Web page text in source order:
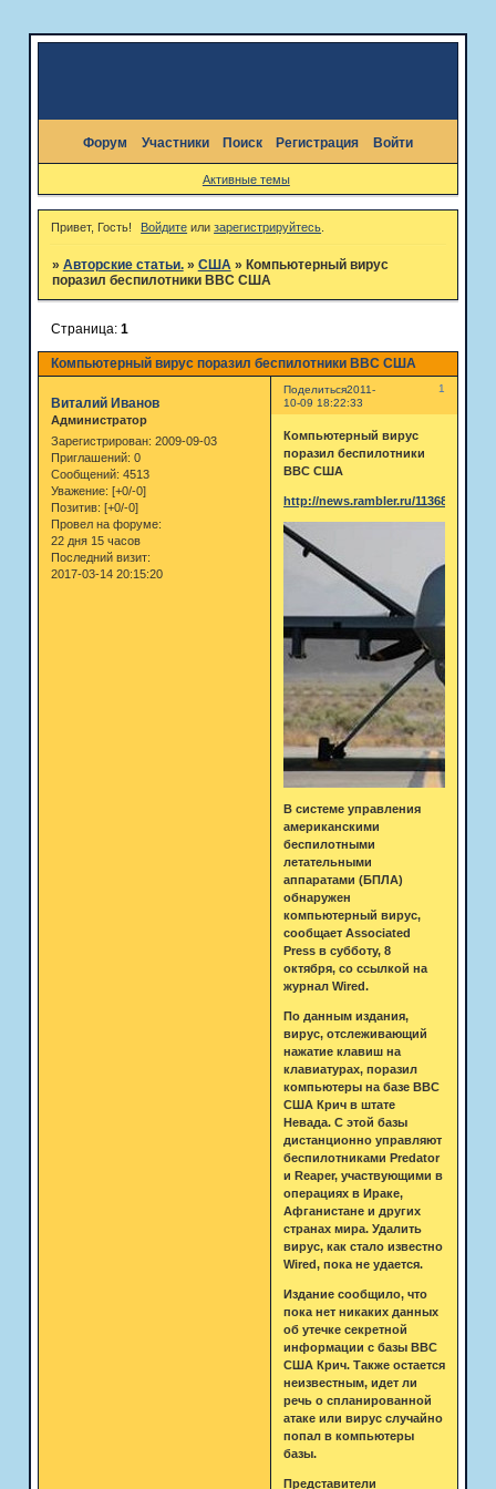
Форум Участники Поиск Регистрация Войти
Активные темы
Привет, Гость! Войдите илизарегистрируйтесь
» Авторские статьи. » США » Компьютерный вирус
поразил беспилотники ВВС США
Компьютерный вирус поразил беспилотники ВВС США
Страница: 1
Поделиться 1
2011-
10-09 18:22:33
Виталий Иванов
Администратор
Зарегистрирован: 2009-09-03
Приглашений: 0
Сообщений: 4513
Уважение: [+0/-0]
Позитив: [+0/-0]
Провел на форуме:
22 дня 15 часов
Последний визит:
2017-03-14 20:15:20
Компьютерный вирус
поразил беспилотники
ВВС США
http://news.rambler.ru/11368140/
В системе управления
американскими
беспилотными
летательными
аппаратами (БПЛА)
обнаружен
компьютерный вирус,
сообщает Associated
Press в субботу, 8
октября, со ссылкой на
журнал Wired.
По данным издания,
вирус, отслеживающий
нажатие клавиш на
клавиатурах, поразил
компьютеры на базе ВВС
США Крич в штате
Невада. С этой базы
дистанционно управляют
беспилотниками Predator
и Reaper, участвующими в
операциях в Ираке,
Афганистане и других
странах мира. Удалить
вирус, как стало известно
Wired, пока не удается.
Издание сообщило, что
пока нет никаких данных
об утечке секретной
информации с базы ВВС
США Крич. Также остается
неизвестным, идет ли
речь о спланированной
атаке или вирус случайно
попал в компьютеры
базы.
Представители